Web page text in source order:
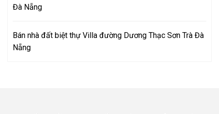
Đà Nẵng
Bán nhà đất biệt thự Villa đường Dương Thạc Sơn Trà Đà
Nẵng